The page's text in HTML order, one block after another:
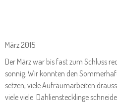
März 2015
Der März war bis fast zum Schluss
sonnig. Wir konnten den
setzen, viele Aufräumarbeiten
viele viele Dahlienstecklinge